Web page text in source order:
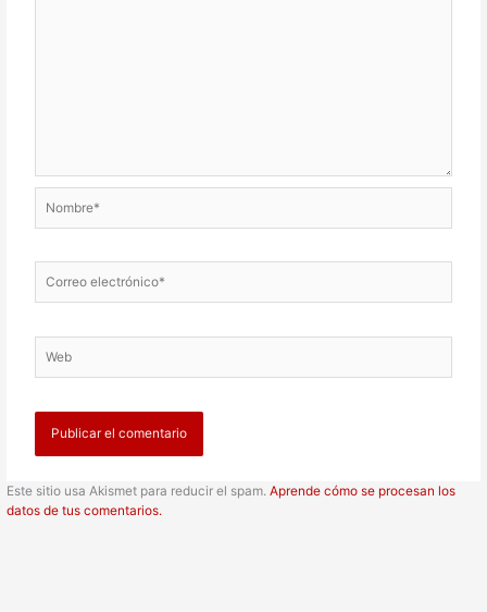
electrónico*
Este sitio usa Akismet para reducir el spam.Aprende cómo se procesan los
datos de tus comentarios.